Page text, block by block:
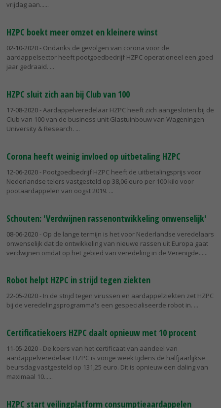
vrijdag aan...
HZPC boekt meer omzet en kleinere winst
02-10-2020- Ondanks de gevolgen van corona voor de
aardappelsector heeft pootgoedbedrijf HZPC operationeel een goed
jaar gedraaid.
HZPC sluit zich aan bij Club van 100
17-08-2020- Aardappelveredelaar HZPC heeft zich aangesloten bij de
Club van 100 van de business unit Glastuinbouw van Wageningen
University & Research.
Corona heeft weinig invloed op uitbetaling HZPC
12-06-2020- Pootgoedbedrijf HZPC heeft de uitbetalingsprijs voor
Nederlandse telers vastgesteld op 38,06 euro per 100 kilo voor
pootaardappelen van oogst 2019.
Schouten: 'Verdwijnen rassenontwikkeling onwenselijk'
08-06-2020- Op de lange termijn is het voor Nederlandse veredelaars
onwenselijk dat de ontwikkeling van nieuwe rassen uit Europa gaat
verdwijnen omdat op het gebied van veredeling in de Verenigde...
Robot helpt HZPC in strijd tegen ziekten
22-05-2020- In de strijd tegen virussen en aardappelziekten zet HZPC
bij de veredelingsprogramma's een gespecialiseerde robot in.
Certificatiekoers HZPC daalt opnieuw met 10 procent
11-05-2020- De koers van het certificaat van aandeel van
aardappelveredelaar HZPC is vorige week tijdens de halfjaarlijkse
beursdag vastgesteld op 131,25 euro. Dit is opnieuw een daling van
maximaal 10...
HZPC start veilingplatform consumptieaardappelen